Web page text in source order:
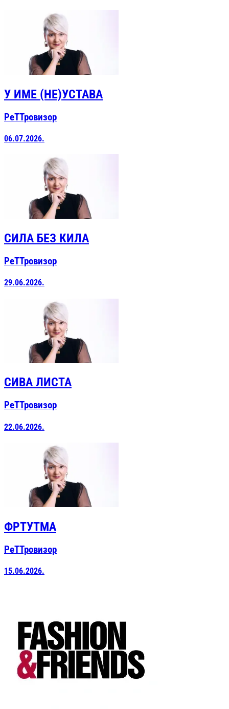
У ИМЕ (НЕ)УСТАВА
РеТТровизор
06.07.2026.
СИЛА БЕЗ КИЛА
РеТТровизор
29.06.2026.
СИВА ЛИСТА
РеТТровизор
22.06.2026.
ФРТУТМА
РеТТровизор
15.06.2026.